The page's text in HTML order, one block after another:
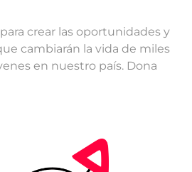
crear las oportunidades y
cambiarán la vida de miles
en nuestro país. Dona